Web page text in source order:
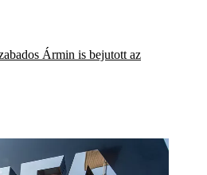
Ármin is bejutott az